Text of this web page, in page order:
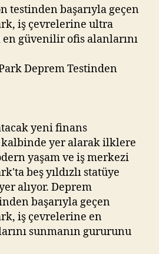
Testinden
Geçti!
testinden başarıyla geçen
iş çevrelerine ultra
en güvenilir ofis alanlarını
yeni finans
yer alarak ilklere
yaşam ve iş merkezi
beş yıldızlı statüye
alıyor. Deprem
başarıyla geçen
iş çevrelerine en
sunmanın gururunu